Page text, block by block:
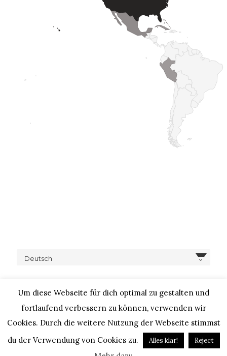
Deutsch
COPYRIGHT © 2020 – IHEARTALICE.COM / TRAVEL,
LIFESTYLE, FOOD & FASHIONBLOG BY ALICE M. HUYNH / ALL
RIGHTS RESERVED / DESIGN BY BLOGGER-BERATUNG
Um diese Webseite für dich optimal zu gestalten und
fortlaufend verbessern zu können, verwenden wir
Cookies. Durch die weitere Nutzung der Webseite stimmst
du der Verwendung von Cookies zu.
Alles klar! Reject